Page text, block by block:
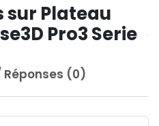
sur Plateau
Pro3 Serie
(0)